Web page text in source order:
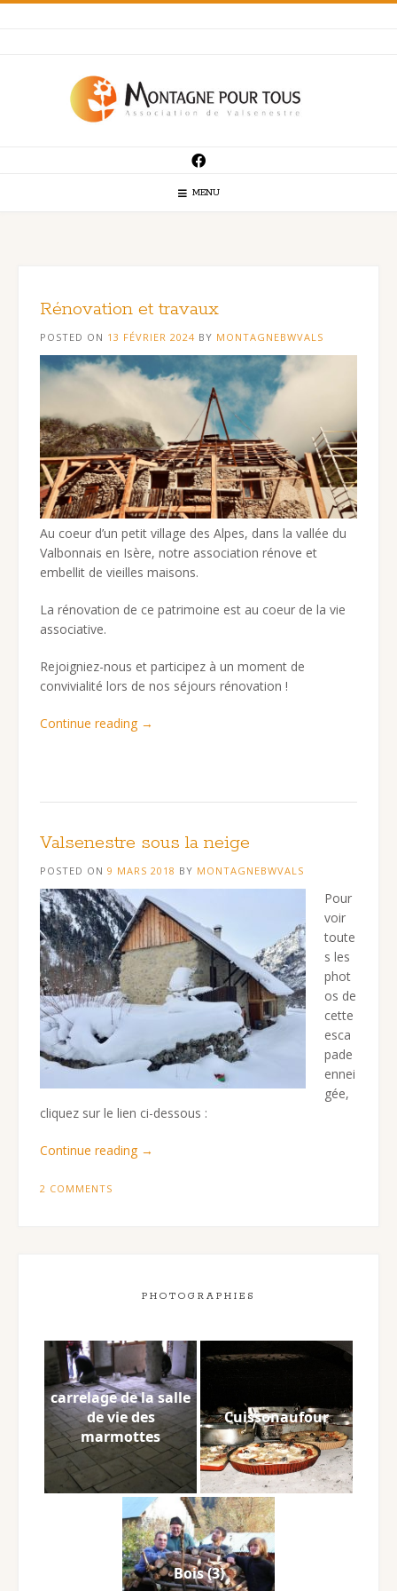
Skip
MENU
Rénovation et travaux
POSTED ON 13 FÉVRIER 2024 BY MONTAGNEBWVALS
Au coeur d’un petit village des Alpes, dans la vallée du
Valbonnais en Isère, notre association rénove et
embellit de vieilles maisons.
La rénovation de ce patrimoine est au coeur de la vie
associative.
Rejoigniez-nous et participez à un moment de
convivialité lors de nos séjours rénovation !
Continue reading « Rénovation
→
Valsenestre sous la neige
POSTED ON 9 MARS 2018 BY MONTAGNEBWVALS
Pour
voir
toute
s les
phot
os de
cette
esca
pade
ennei
gée,
cliquez sur le lien ci-dessous :
Continue reading « Valsenestre
→
2 COMMENTS
PHOTOGRAPHIES
carrelage de la salle
de vie des
marmottes
Cuissonaufour
Bois (3)